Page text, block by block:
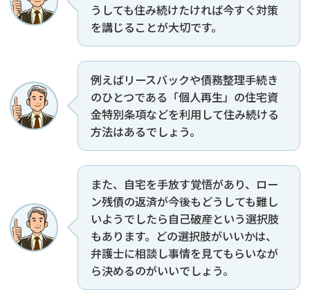
うしても住み続けたければ今すぐ対策
を講じることが大切です。
例えばリースバックや債務整理手続き
のひとつである「個人再生」の住宅資
金特別条項などを利用して住み続ける
方法はあるでしょう。
また、自宅を手放す覚悟があり、ロー
ン残債の返済が今後もどうしても難し
いようでしたら自己破産という選択肢
もあります。どの選択肢がいいかは、
弁護士に相談し事情を見てもらいなが
ら決めるのがいいでしょう。